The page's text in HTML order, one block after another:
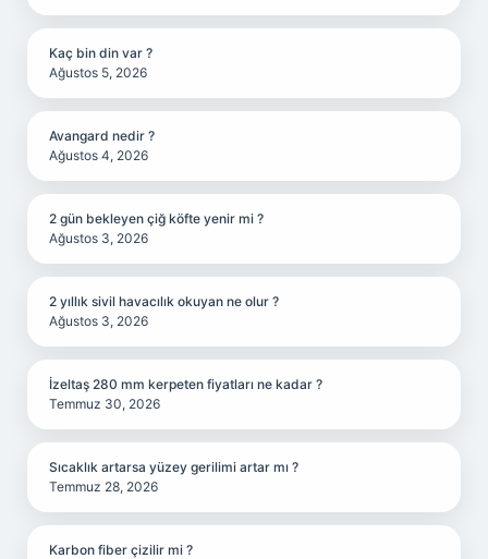
Kaç bin din var ?
Ağustos 5, 2026
Avangard nedir ?
Ağustos 4, 2026
2 gün bekleyen çiğ köfte yenir mi ?
Ağustos 3, 2026
2 yıllık sivil havacılık okuyan ne olur ?
Ağustos 3, 2026
İzeltaş 280 mm kerpeten fiyatları ne kadar ?
Temmuz 30, 2026
Sıcaklık artarsa yüzey gerilimi artar mı ?
Temmuz 28, 2026
Karbon fiber çizilir mi ?